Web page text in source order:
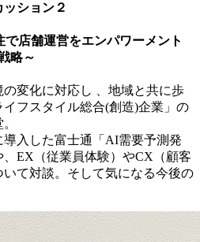
ション２
店舗運営をエンパワーメント
略～
変化に対応し 、地域と共に歩
フスタイル総合(創造)企業」の
導入した富士通「AI需要予測発
EX（従業員体験）やCX（顧客
て対談。そして気になる今後の